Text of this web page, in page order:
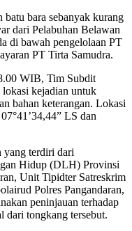
bara sebanyak kurang
dari Pelabuhan Belawan
di bawah pengelolaan PT
PT Tirta Samudra.
WIB, Tim Subdit
kejadian untuk
bahan keterangan. Lokasi
LS dan
yang terdiri dari
Hidup (DLH) Provinsi
Unit Tipidter Satreskrim
Polres Pangandaran,
peninjauan terhadap
dari tongkang tersebut.